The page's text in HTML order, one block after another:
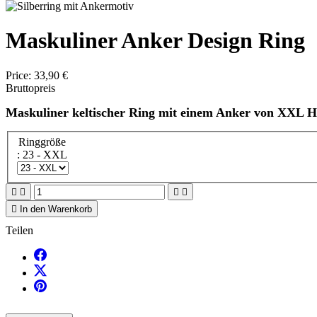
Maskuliner Anker Design Ring
Price: 33,90 €
Bruttopreis
Maskuliner keltischer Ring mit einem Anker von XXL
Ringgröße
: 23 - XXL
   

In den Warenkorb
Teilen